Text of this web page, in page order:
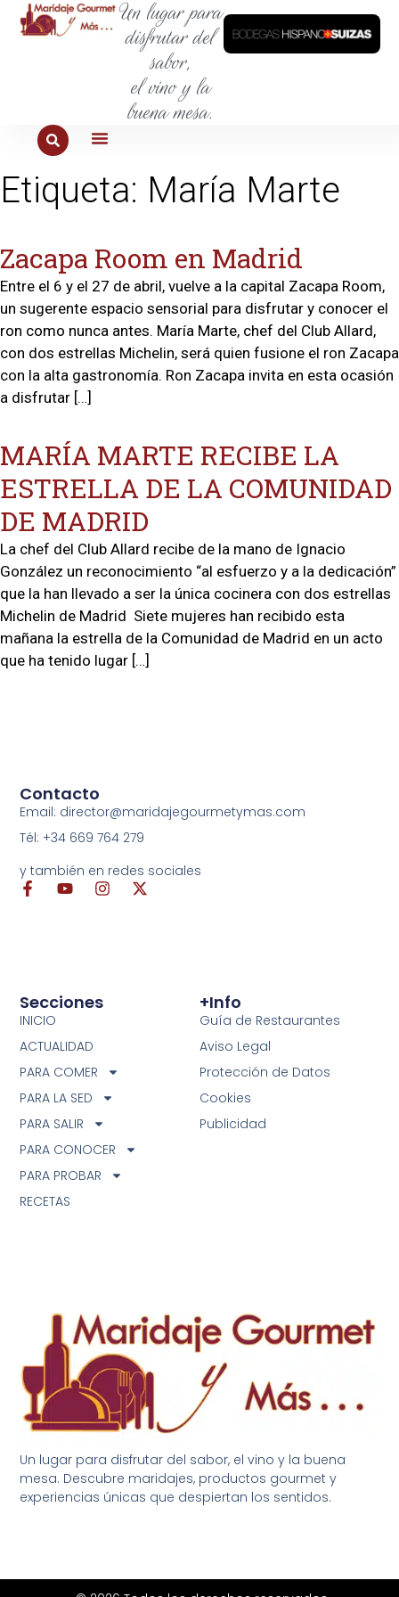
Un lugar para
disfrutar del
sabor,
el vino y la
buena mesa.
Etiqueta: María Marte
Zacapa Room en Madrid
Entre el 6 y el 27 de abril, vuelve a la capital Zacapa Room,
un sugerente espacio sensorial para disfrutar y conocer el
ron como nunca antes. María Marte, chef del Club Allard,
con dos estrellas Michelin, será quien fusione el ron Zacapa
con la alta gastronomía. Ron Zacapa invita en esta ocasión
a disfrutar […]
MARÍA MARTE RECIBE LA
ESTRELLA DE LA COMUNIDAD
DE MADRID
La chef del Club Allard recibe de la mano de Ignacio
González un reconocimiento “al esfuerzo y a la dedicación”
que la han llevado a ser la única cocinera con dos estrellas
Michelin de Madrid Siete mujeres han recibido esta
mañana la estrella de la Comunidad de Madrid en un acto
que ha tenido lugar […]
Un lugar para disfrutar del sabor, el vino y la buena
mesa. Descubre maridajes, productos gourmet y
experiencias únicas que despiertan los sentidos.
+info
Guía de Restaurantes
Aviso Legal
Protección de Datos
Cookies
Publicidad
Secciones
INICIO
ACTUALIDAD
PARA COMER
PARA LA SED
PARA SALIR
PARA CONOCER
PARA PROBAR
RECETAS
Contacto
Email: director@maridajegourmetymas.com
Tél: +34 669 764 279
y también en redes sociales